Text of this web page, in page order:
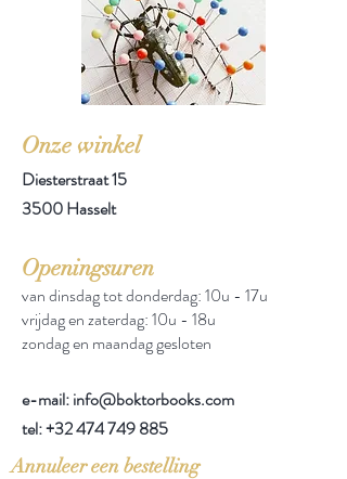
Onze winkel
Diesterstraat 15
3500 Hasselt
Openingsuren
van dinsdag tot donderdag: 10u - 17u
vrijdag en zaterdag: 10u - 18u
zondag en maandag gesloten
e-mail: info@boktorbooks.com
tel:+32 474 749 885
Annuleer een bestelling